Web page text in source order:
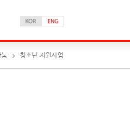
눔 청소년 지원사업